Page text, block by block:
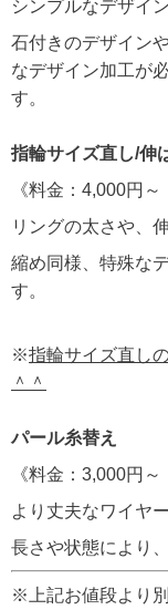
シンプルなデザイ
石付きのデザイン
なデザイン加工が
す。
指輪サイズ直し/伸
《料金：4,000円
リングの太さや、
縮め同様、特殊な
す。
※指輪サイズ直し
＾＾
パール糸替え
《料金：3,000円
より丈夫なワイヤ
長さや状態により
※上記お値段より